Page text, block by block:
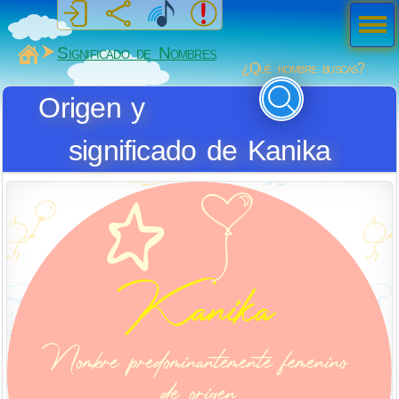
MiSabueso
Significado de Nombres
¿Qué nombre buscas?
Origen y
significado de Kanika
Men
ú